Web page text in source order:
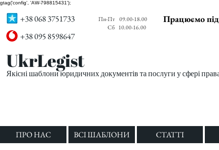
gtag('config', 'AW-798815431');
+38 068 3751733
+38 095 8598647
Пн-Пт
Сб
09.00-18.00
10.00-16.00
Працюємо
UkrLegist
Якісні шаблони юридичних документів та послуги у сфері
ПРО НАС ВСІ ШАБЛОНИ СТАТТІ